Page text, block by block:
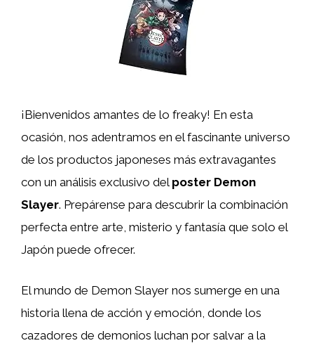
¡Bienvenidos amantes de lo freaky! En esta
ocasión, nos adentramos en el fascinante universo
de los productos japoneses más extravagantes
con un análisis exclusivo del poster Demon
Slayer. Prepárense para descubrir la combinación
perfecta entre arte, misterio y fantasía que solo el
Japón puede ofrecer.
El mundo de Demon Slayer nos sumerge en una
historia llena de acción y emoción, donde los
cazadores de demonios luchan por salvar a la